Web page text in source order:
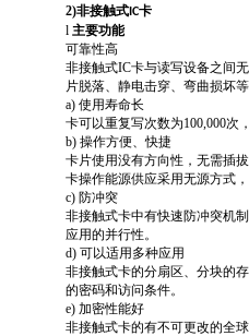
2)非接触式 IC卡
l 主要功能
可靠性高
非接触式IC卡与读写设备之间
片脱落、静电击穿、弯曲损坏
a) 使用寿命长
卡可以重复写次数为100,000次
b) 操作方便、快捷
卡片使用没有方向性，无需插
卡操作能源供应采用无源方式
c) 防冲突
非接触式卡中有快速防冲突机
应用的并行性。
d) 可以适用多种应用
非接触式卡的分扇区、分块的
的密码和访问条件。
e) 加密性能好
非接触式卡的有不可更改的全